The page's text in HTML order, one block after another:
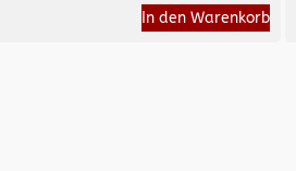
In den Warenkorb